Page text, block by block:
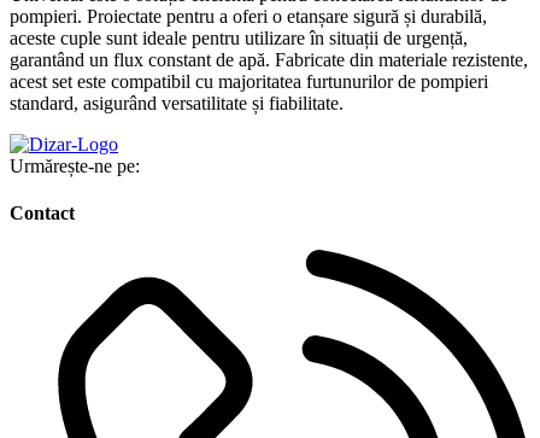
pompieri. Proiectate pentru a oferi o etanșare sigură și durabilă,
aceste cuple sunt ideale pentru utilizare în situații de urgență,
garantând un flux constant de apă. Fabricate din materiale rezistente,
acest set este compatibil cu majoritatea furtunurilor de pompieri
standard, asigurând versatilitate și fiabilitate.
Urmărește-ne pe:
Contact